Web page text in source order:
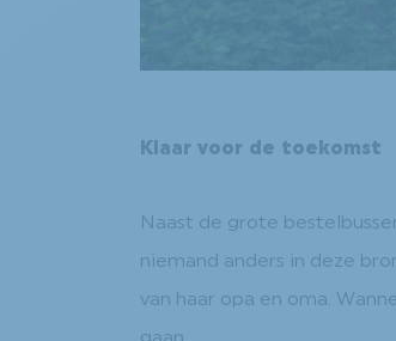
Klaar voor de toekomst
Naast de grote
niemand anders in deze
van haar opa en oma.